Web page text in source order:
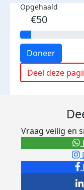
Opgehaald
€50
Doneer
Deel deze
Vraag veilig en